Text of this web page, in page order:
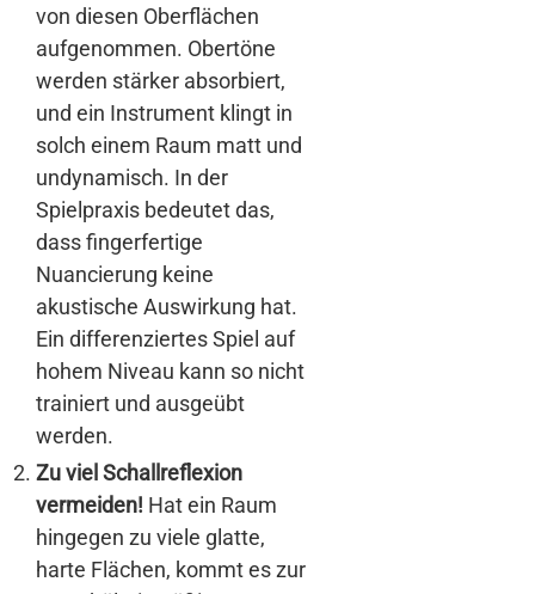
von diesen Oberflächen
aufgenommen. Obertöne
werden stärker absorbiert,
und ein Instrument klingt in
solch einem Raum matt und
undynamisch. In der
Spielpraxis bedeutet das,
dass fingerfertige
Nuancierung keine
akustische Auswirkung hat.
Ein differenziertes Spiel auf
hohem Niveau kann so nicht
trainiert und ausgeübt
werden.
Zu viel Schallreflexion
vermeiden! Hat ein Raum
hingegen zu viele glatte,
harte Flächen, kommt es zur